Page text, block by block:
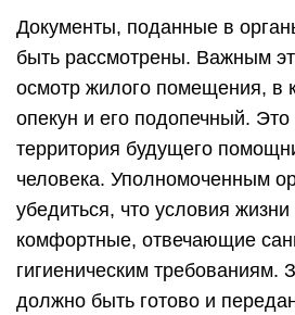
Документы, поданные в
быть рассмотрены. Важным
осмотр жилого помещения, в
опекун и его подопечный.
территория будущего
человека. Уполномоченным
убедиться, что условия жизни
комфортные, отвечающие
гигиеническим требованиям.
должно быть готово и